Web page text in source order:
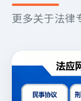
更多关于法律